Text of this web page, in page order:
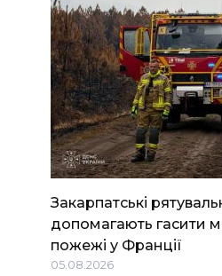
Закарпатські
допомагають гасити
пожежі у Франції
05.08.2026